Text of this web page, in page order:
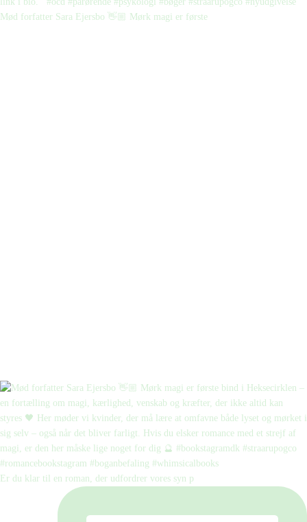
Mød forfatter Sara Ejersbo 👋🏼 Mørk magi er første
Er du klar til en roman, der udfordrer vores syn p